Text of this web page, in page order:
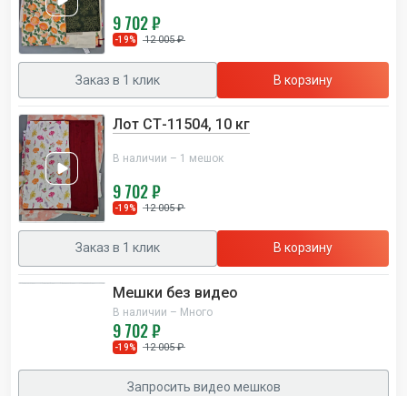
9 702 ₽
-19% 12 005 ₽
Заказ в 1 клик В корзину
Лот СТ-11504, 10 кг
В наличии – 1 мешок
9 702 ₽
-19% 12 005 ₽
Заказ в 1 клик В корзину
Мешки без видео
В наличии – Много
9 702 ₽
-19% 12 005 ₽
Запросить видео мешков